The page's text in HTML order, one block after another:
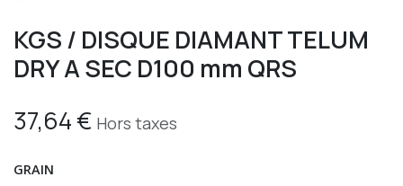
KGS / DISQUE DIAMANT TELUM
DRY A SEC D100 mm QRS
37,64€ Hors taxes
GRAIN